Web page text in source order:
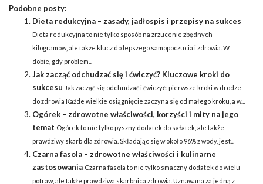
Podobne posty:
Dieta redukcyjna – zasady, jadłospis i przepisy na sukces
Dieta redukcyjna to nie tylko sposób na zrzucenie zbędnych
kilogramów, ale także klucz do lepszego samopoczucia i zdrowia. W
dobie, gdy problem...
Jak zacząć odchudzać się i ćwiczyć? Kluczowe kroki do
sukcesu Jak zacząć się odchudzać i ćwiczyć: pierwsze kroki w drodze
do zdrowia Każde wielkie osiągnięcie zaczyna się od małego kroku, a w...
Ogórek – zdrowotne właściwości, korzyści i mity na jego
temat Ogórek to nie tylko pyszny dodatek do sałatek, ale także
prawdziwy skarb dla zdrowia. Składając się w około 96% z wody, jest...
Czarna fasola – zdrowotne właściwości i kulinarne
zastosowania Czarna fasola to nie tylko smaczny dodatek do wielu
potraw, ale także prawdziwa skarbnica zdrowia. Uznawana za jedną z